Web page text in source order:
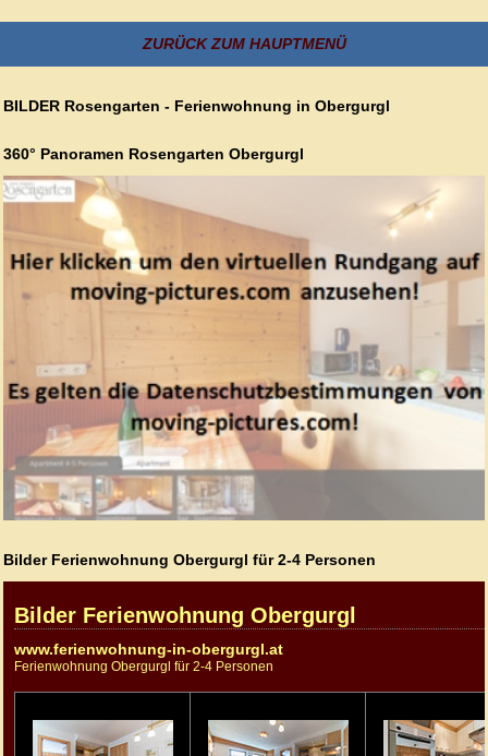
ZURÜCK ZUM HAUPTMENÜ
BILDER Rosengarten - Ferienwohnung in Obergurgl
360° Panoramen Rosengarten Obergurgl
Bilder Ferienwohnung Obergurgl für 2-4 Personen